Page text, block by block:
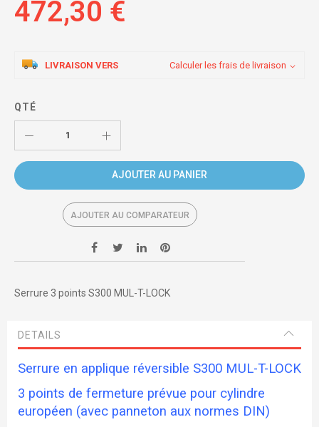
472,30 €
LIVRAISON VERS Calculer les frais de livraison
QTÉ
AJOUTER AU PANIER
AJOUTER AU COMPARATEUR
Serrure 3 points S300 MUL-T-LOCK
DETAILS
Serrure en applique réversible S300 MUL-T-LOCK
3 points de fermeture prévue pour cylindre
européen (avec panneton aux normes DIN)